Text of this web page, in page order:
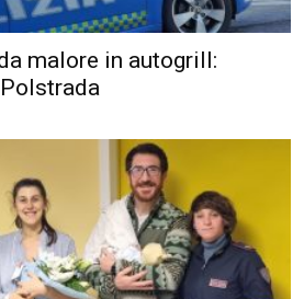
malore in autogrill: